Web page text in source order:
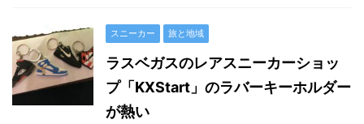
スニーカー 旅と地域
ラスベガスのレアスニーカーショッ
プ「KXStart」のラバーキーホルダー
が熱い